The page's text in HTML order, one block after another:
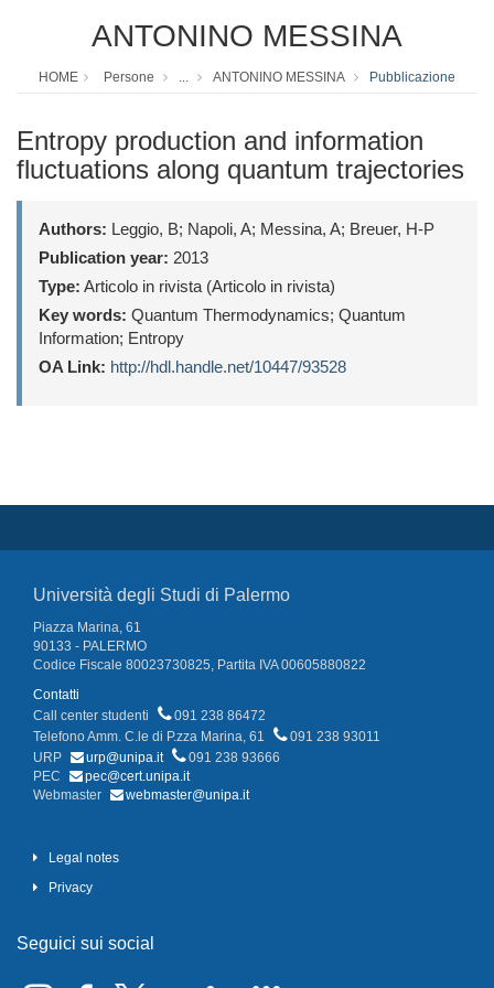
ANTONINO MESSINA
HOME Persone ... ANTONINO MESSINA Pubblicazione
Entropy production and information
fluctuations along quantum trajectories
Authors: Leggio, B; Napoli, A; Messina, A; Breuer, H-P
Publication year: 2013
Type: Articolo in rivista (Articolo in rivista)
Key words: Quantum Thermodynamics; Quantum
Information; Entropy
OA Link: http://hdl.handle.net/10447/93528
Università degli Studi di Palermo
Piazza Marina, 61
90133 - PALERMO
Codice Fiscale 80023730825, Partita IVA 00605880822
Contatti
Call center studenti
091 238 86472
Telefono Amm. C.le di P.zza Marina, 61
091 238 93011
URP
urp@unipa.it
091 238 93666
PEC
pec@cert.unipa.it
Webmaster
webmaster@unipa.it
Legal notes
Privacy
Seguici sui social